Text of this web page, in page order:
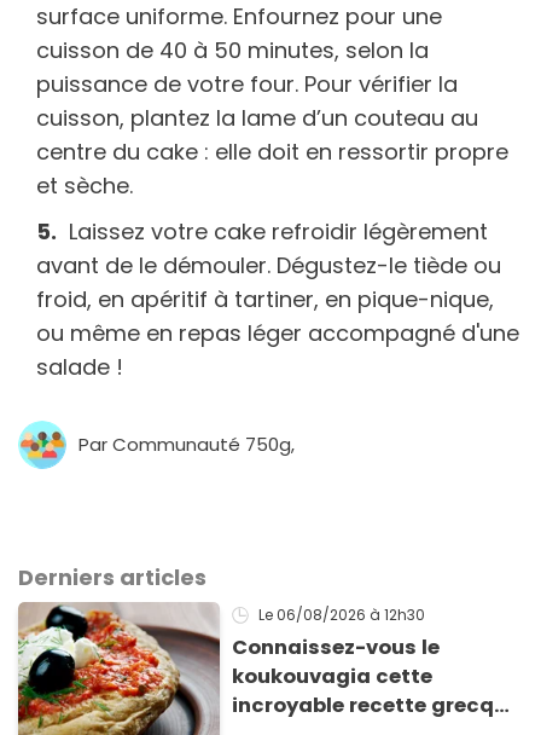
surface uniforme. Enfournez pour une
cuisson de 40 à 50 minutes, selon la
puissance de votre four. Pour vérifier la
cuisson, plantez la lame d’un couteau au
centre du cake : elle doit en ressortir propre
et sèche.
Laissez votre cake refroidir légèrement
avant de le démouler. Dégustez-le tiède ou
froid, en apéritif à tartiner, en pique-nique,
ou même en repas léger accompagné d'une
salade !
Par Communauté 750g,
Derniers articles
Le 06/08/2026 à 12h30
Connaissez-vous le
koukouvagia cette
incroyable recette grecque